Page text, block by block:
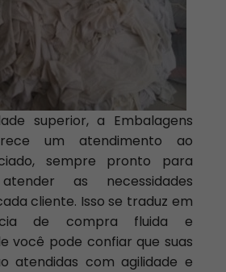
superior, a Embalagens
um atendimento ao
sempre pronto para
as necessidades
cliente. Isso se traduz em
de compra fluida e
você pode confiar que suas
atendidas com agilidade e